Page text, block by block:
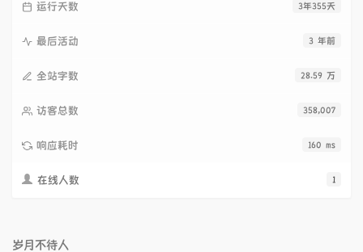
3年355天
运行天数
3 年前
最后活动
28.59 万
全站字数
358,007
访客总数
160 ms
响应耗时
1
在线人数
岁月不待人